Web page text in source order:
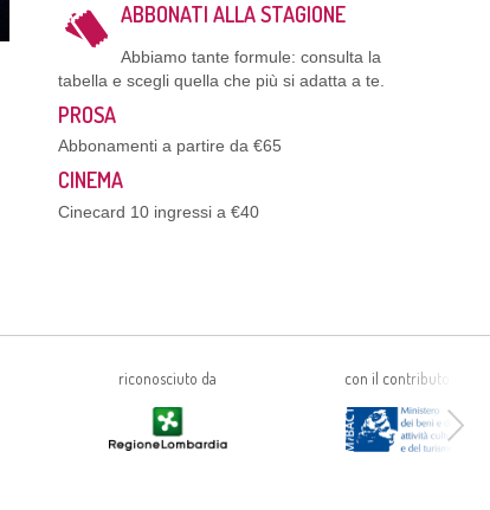
ABBONATI ALLA STAGIONE
Abbiamo tante formule: consulta la
tabella e scegli quella che più si adatta a te.
PROSA
Abbonamenti a partire da €65
CINEMA
Cinecard 10 ingressi a €40
riconosciuto da con il contributo di